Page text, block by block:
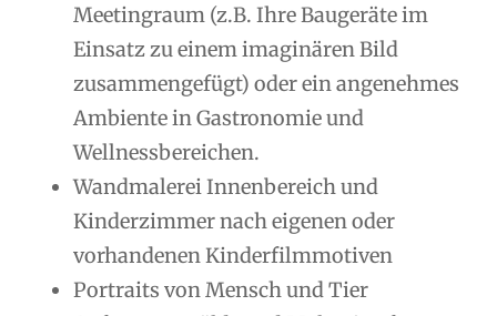
Meetingraum (z.B. Ihre Baugeräte im
Einsatz zu einem imaginären Bild
zusammengefügt) oder ein angenehmes
Ambiente in Gastronomie und
Wellnessbereichen.
Wandmalerei Innenbereich und
Kinderzimmer nach eigenen oder
vorhandenen Kinderfilmmotiven
Portraits von Mensch und Tier